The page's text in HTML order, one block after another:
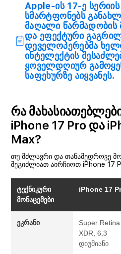
Apple-ის 17-ე
სმარტფონებს
მაღალი წარმადობის
და ეფექტური
დეველოპერებმა
ინტელექტის
ყოველდღიურ
საფეხურზე აიყვანეს.
რა
iPhone 17 Pro და
Max?
თუ მძლავრი და თანამედროვე
შეგიძლიათ აირჩიოთ iPhone 17
ტექნიკური
მონაცემები
iPhone 17
ეკრანი
Super Retina
XDR, 6,3
დიუმიანი